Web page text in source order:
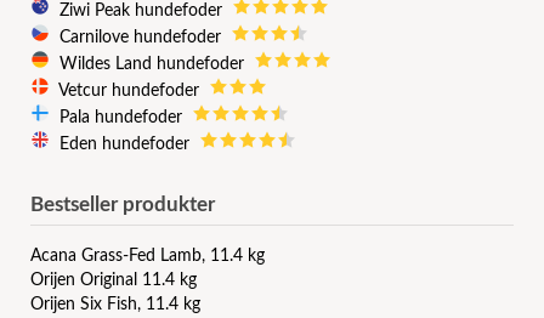
Ziwi Peak hundefoder
Carnilove hundefoder
Wildes Land hundefoder
Vetcur hundefoder
Pala hundefoder
Eden hundefoder
Bestseller produkter
Acana Grass-Fed Lamb, 11.4 kg
Orijen Original 11.4 kg
Orijen Six Fish, 11.4 kg